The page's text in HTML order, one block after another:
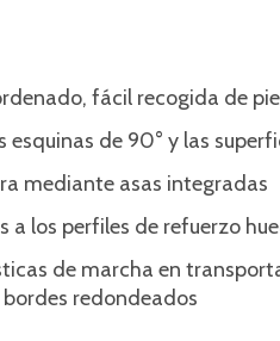
fácil recogida de
esquinas de 90° y las
mediante asas integradas
a los perfiles de refuerzo
de marcha en
redondeados